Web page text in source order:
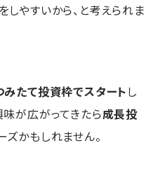
やすいから、と考えられま
みたて投資枠でスタートし
が広がってきたら成長投
かもしれません。